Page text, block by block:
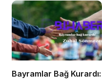
Bayramlar Bağ Kurardı: